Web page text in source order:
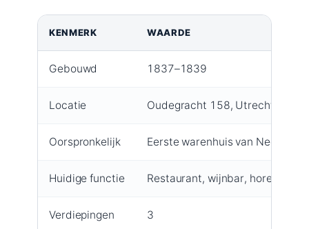
KENMERK WAARDE
Gebouwd 1837–1839
Locatie Oudegracht 158, Utrecht
Oorspronkelijk Eerste warenhuis van Nederland
Huidige functie Restaurant, wijnbar,
Verdiepingen 3